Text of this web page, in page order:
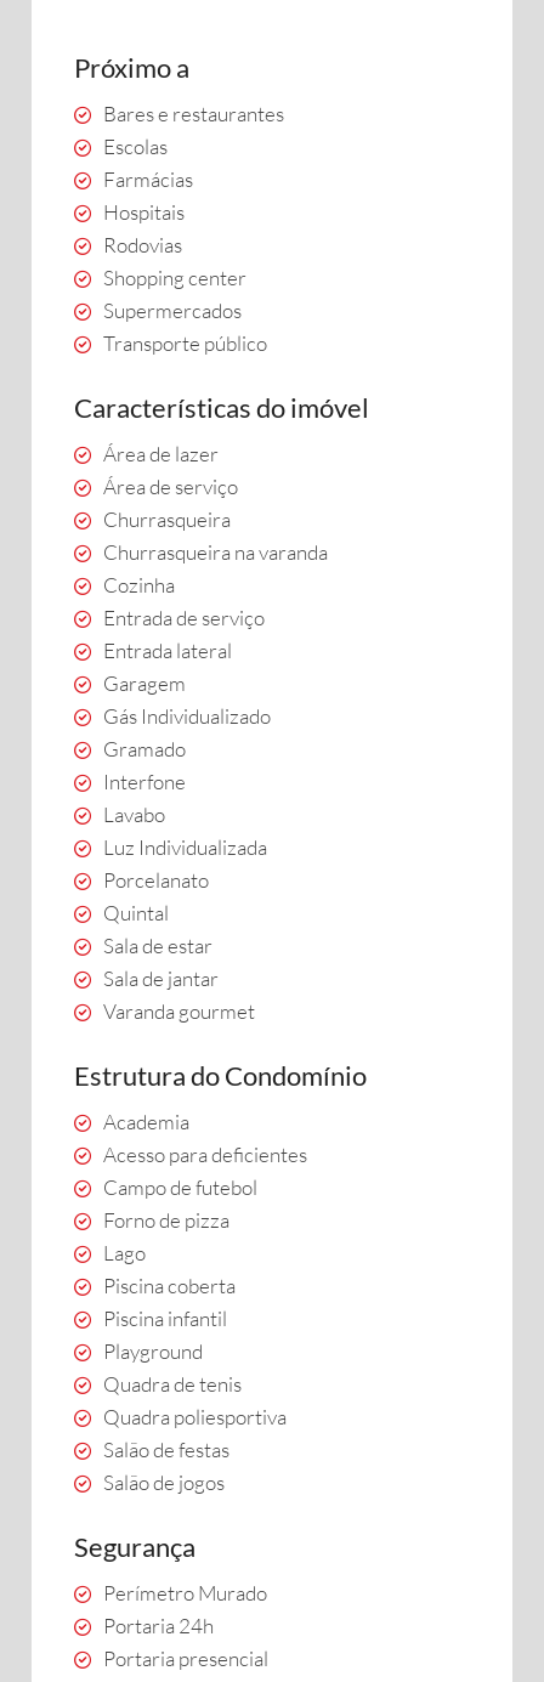
Próximo a
Bares e restaurantes
Escolas
Farmácias
Hospitais
Rodovias
Shopping center
Supermercados
Transporte público
Características do imóvel
Área de lazer
Área de serviço
Churrasqueira
Churrasqueira na varanda
Cozinha
Entrada de serviço
Entrada lateral
Garagem
Gás Individualizado
Gramado
Interfone
Lavabo
Luz Individualizada
Porcelanato
Quintal
Sala de estar
Sala de jantar
Varanda gourmet
Estrutura do Condomínio
Academia
Acesso para deficientes
Campo de futebol
Forno de pizza
Lago
Piscina coberta
Piscina infantil
Playground
Quadra de tenis
Quadra poliesportiva
Salão de festas
Salão de jogos
Segurança
Perímetro Murado
Portaria 24h
Portaria presencial